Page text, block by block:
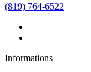
(819) 764-6522
Informations